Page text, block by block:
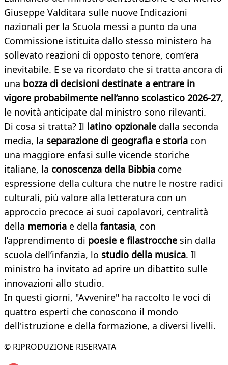
Giuseppe Valditara sulle nuove Indicazioni
nazionali per la Scuola messi a punto da una
Commissione istituita dallo stesso ministero ha
sollevato reazioni di opposto tenore, com’era
inevitabile. E se va ricordato che si tratta ancora di
una bozza di decisioni destinate a entrare in
vigore probabilmente nell’anno scolastico 2026-27,
le novità anticipate dal ministro sono rilevanti.
Di cosa si tratta? Il latino opzionale dalla seconda
media, la separazione di geografia e storia con
una maggiore enfasi sulle vicende storiche
italiane, la conoscenza della Bibbia come
espressione della cultura che nutre le nostre radici
culturali, più valore alla letteratura con un
approccio precoce ai suoi capolavori, centralità
della memoria e della fantasia, con
l’apprendimento di poesie e filastrocche sin dalla
scuola dell’infanzia, lo studio della musica. Il
ministro ha invitato ad aprire un dibattito sulle
innovazioni allo studio.
In questi giorni, "Avvenire" ha raccolto le voci di
quattro esperti che conoscono il mondo
dell'istruzione e della formazione, a diversi livelli.
© RIPRODUZIONE RISERVATA